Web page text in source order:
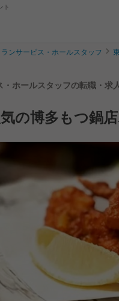
ト
ンサービス・ホールスタッフ
ホールスタッフの転職・求
の博多もつ鍋